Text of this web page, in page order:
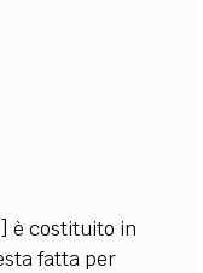
è costituito in
fatta per